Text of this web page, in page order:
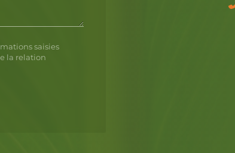
saisies
la relation